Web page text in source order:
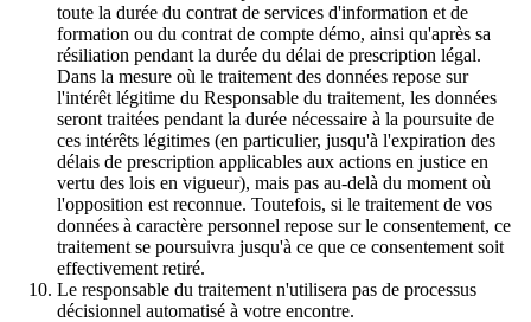
toute la durée du contrat de services d'information et de
formation ou du contrat de compte démo, ainsi qu'après sa
résiliation pendant la durée du délai de prescription légal.
Dans la mesure où le traitement des données repose sur
l'intérêt légitime du Responsable du traitement, les données
seront traitées pendant la durée nécessaire à la poursuite de
ces intérêts légitimes (en particulier, jusqu'à l'expiration des
délais de prescription applicables aux actions en justice en
vertu des lois en vigueur), mais pas au-delà du moment où
l'opposition est reconnue. Toutefois, si le traitement de vos
données à caractère personnel repose sur le consentement, ce
traitement se poursuivra jusqu'à ce que ce consentement soit
effectivement retiré.
Le responsable du traitement n'utilisera pas de processus
décisionnel automatisé à votre encontre.